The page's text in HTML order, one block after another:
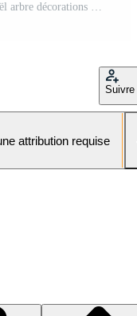
souriant blond femme permanent près Noël arbre décorations Extérieur Photo Pro
Suivre
attribution requise